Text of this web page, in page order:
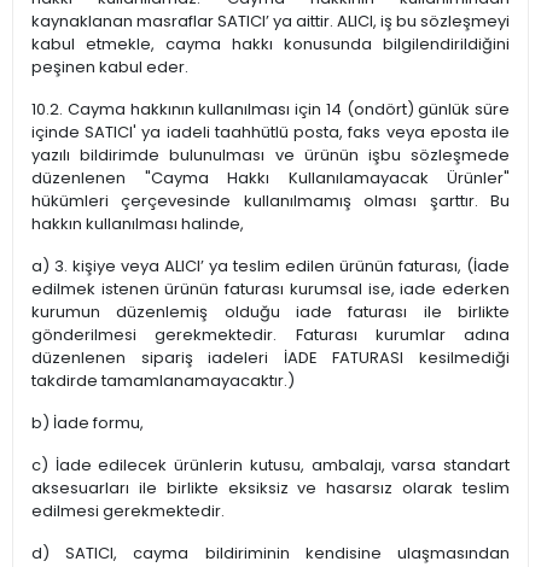
kaynaklanan masraflar SATICI’ ya aittir. ALICI, iş bu sözleşmeyi
kabul etmekle, cayma hakkı konusunda bilgilendirildiğini
peşinen kabul eder.
10.2. Cayma hakkının kullanılması için 14 (ondört) günlük süre
içinde SATICI' ya iadeli taahhütlü posta, faks veya eposta ile
yazılı bildirimde bulunulması ve ürünün işbu sözleşmede
düzenlenen "Cayma Hakkı Kullanılamayacak Ürünler"
hükümleri çerçevesinde kullanılmamış olması şarttır. Bu
hakkın kullanılması halinde,
a) 3. kişiye veya ALICI’ ya teslim edilen ürünün faturası, (İade
edilmek istenen ürünün faturası kurumsal ise, iade ederken
kurumun düzenlemiş olduğu iade faturası ile birlikte
gönderilmesi gerekmektedir. Faturası kurumlar adına
düzenlenen sipariş iadeleri İADE FATURASI kesilmediği
takdirde tamamlanamayacaktır.)
b) İade formu,
c) İade edilecek ürünlerin kutusu, ambalajı, varsa standart
aksesuarları ile birlikte eksiksiz ve hasarsız olarak teslim
edilmesi gerekmektedir.
d) SATICI, cayma bildiriminin kendisine ulaşmasından